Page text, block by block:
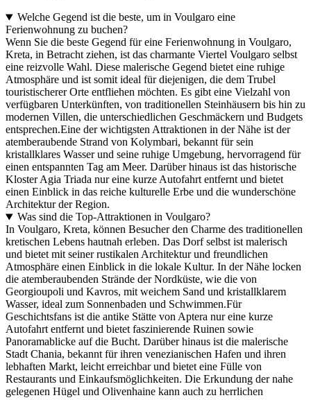
Welche Gegend ist die beste, um in Voulgaro eine
Ferienwohnung zu buchen?
Wenn Sie die beste Gegend für eine Ferienwohnung in Voulgaro,
Kreta, in Betracht ziehen, ist das charmante Viertel Voulgaro selbst
eine reizvolle Wahl. Diese malerische Gegend bietet eine ruhige
Atmosphäre und ist somit ideal für diejenigen, die dem Trubel
touristischerer Orte entfliehen möchten. Es gibt eine Vielzahl von
verfügbaren Unterkünften, von traditionellen Steinhäusern bis hin zu
modernen Villen, die unterschiedlichen Geschmäckern und Budgets
entsprechen.Eine der wichtigsten Attraktionen in der Nähe ist der
atemberaubende Strand von Kolymbari, bekannt für sein
kristallklares Wasser und seine ruhige Umgebung, hervorragend für
einen entspannten Tag am Meer. Darüber hinaus ist das historische
Kloster Agia Triada nur eine kurze Autofahrt entfernt und bietet
einen Einblick in das reiche kulturelle Erbe und die wunderschöne
Architektur der Region.
Was sind die Top-Attraktionen in Voulgaro?
In Voulgaro, Kreta, können Besucher den Charme des traditionellen
kretischen Lebens hautnah erleben. Das Dorf selbst ist malerisch
und bietet mit seiner rustikalen Architektur und freundlichen
Atmosphäre einen Einblick in die lokale Kultur. In der Nähe locken
die atemberaubenden Strände der Nordküste, wie die von
Georgioupoli und Kavros, mit weichem Sand und kristallklarem
Wasser, ideal zum Sonnenbaden und Schwimmen.Für
Geschichtsfans ist die antike Stätte von Aptera nur eine kurze
Autofahrt entfernt und bietet faszinierende Ruinen sowie
Panoramablicke auf die Bucht. Darüber hinaus ist die malerische
Stadt Chania, bekannt für ihren venezianischen Hafen und ihren
lebhaften Markt, leicht erreichbar und bietet eine Fülle von
Restaurants und Einkaufsmöglichkeiten. Die Erkundung der nahe
gelegenen Hügel und Olivenhaine kann auch zu herrlichen